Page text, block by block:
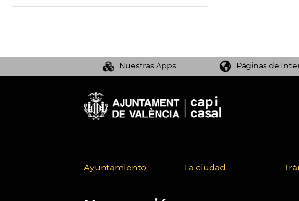
Nuestras Apps Páginas de
Ayuntamiento La ciudad